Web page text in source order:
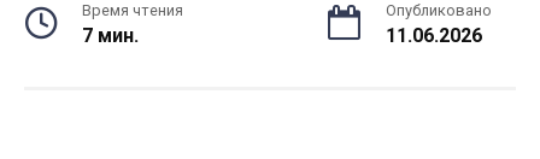
Время чтения
7 мин.
Опубликовано
11.06.2026